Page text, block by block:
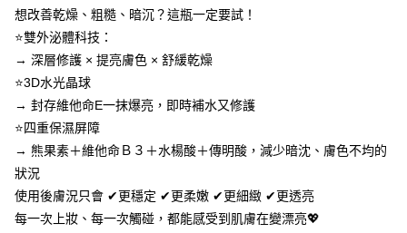
１．簡單：不需註冊會員、不需綁卡、不需儲值。
２．便利：只要手機號碼，簡訊認證，即可結帳。
３．安心：先確認商品／服務後，再付款。
【「AFTEE先享後付」結帳流程】
１．於結帳方式選擇「AFTEE先享後付」後，將跳轉至「AFTEE先享後付」
２．訂單成立數日內，您將收到繳費通知簡訊。
３．收到繳費通知簡訊後14天內，點擊此簡訊中的連結，可透過四大超商／
ATM／網路銀行／等多元方式進行付款，方視為交易完成。
※ 請注意：結帳手續完成當下不需立刻繳費，但若您需要取消訂單，請聯絡
購買商品的店家。未經商家同意取消之訂單仍視為有效，需透過AFTEE先享
後付繳納相關費用。
運送方式
全家付款取貨
每筆NT$100，滿NT$600(含以上)免運費
付款後全家取貨
每筆NT$100，滿NT$600(含以上)免運費
萊爾富取貨付款
每筆NT$100，滿NT$600(含以上)免運費
想改善乾燥、粗糙、暗沉？這瓶一定要試！
⭐雙外泌體科技：
→ 深層修護 × 提亮膚色 × 舒緩乾燥
⭐3D水光晶球
→ 封存維他命E一抹爆亮，即時補水又修護
⭐四重保濕屏障
→ 熊果素＋維他命Ｂ３＋水楊酸＋傳明酸，減少暗沈、膚色不均的
狀況
使用後膚況只會 ✔更穩定 ✔更柔嫩 ✔更細緻 ✔更透亮
每一次上妝、每一次觸碰，都能感受到肌膚在變漂亮💖